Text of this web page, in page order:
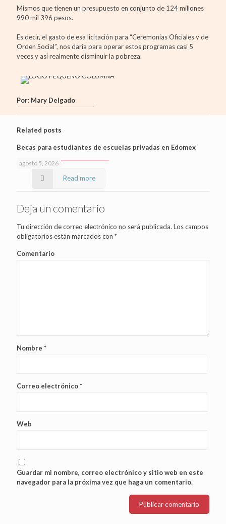
Mismos que tienen un presupuesto en conjunto de 124 millones
990 mil 396 pesos.
Es decir, el gasto de esa licitación para “Ceremonias Oficiales y de
Orden Social”, nos daría para operar estos programas casi 5
veces y así realmente disminuir la pobreza.
Por: Mary Delgado
Related posts
agosto 5, 2026
Becas para estudiantes de escuelas privadas en Edomex
Read more
Deja un comentario
Tu dirección de correo electrónico no será publicada. Los campos
obligatorios están marcados con *
Comentario
Nombre *
Correo electrónico*
Web
Guardar mi nombre, correo electrónico y sitio web en este
navegador para la próxima vez que haga un comentario.